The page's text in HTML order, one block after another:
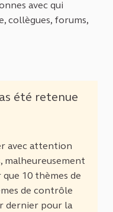
avec qui
collègues, forums,
été retenue
avec attention
malheureusement
que 10 thèmes de
de contrôle
dernier pour la